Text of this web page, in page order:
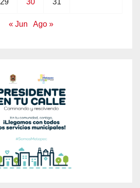
29 30 31
« Jun Ago »